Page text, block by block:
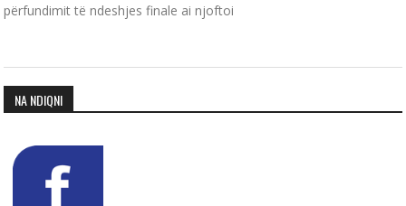
përfundimit të ndeshjes finale ai njoftoi
NA NDIQNI